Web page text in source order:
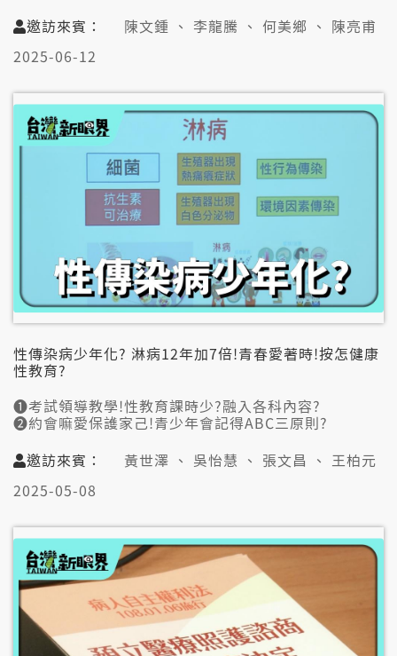
👤邀訪來賓:
陳文鍾(敏盛醫院總院長/前台大醫院急診醫學部主任)
何美鄉(公衛專家)
📞視訊連線:
陳亮甫(北市醫師職業工會秘書長/萬芳急診科醫師)
#急診 #急診醫師 #衛福部
#少囝化 #醫師人力 #醫療量能
邀訪來賓：
陳文鍾 、 李龍騰 、 何美鄉 、 陳亮甫
2025-06-12
性傳染病少年化? 淋病12年加7倍!青春愛著時!按怎健康
性教育?
➊考試領導教學!性教育課時少?融入各科內容?
➋約會嘛愛保護家己!青少年會記得ABC三原則?
➍網路發達!性教育愈早愈好?自然應對符合趨勢?
➎性教育毋但老師的代誌!家長觀念嘛真重要?
👤邀訪來賓:
黃世澤(不會教小孩行動聯盟理事)
吳怡慧(感染科醫生/未來診所院長)
張文昌(國教行動聯盟常務理事)
📞視訊連線:
王柏元(台灣性別平等教育協會副理事長)
邀訪來賓：
黃世澤 、 吳怡慧 、 張文昌 、 王柏元
2025-05-08